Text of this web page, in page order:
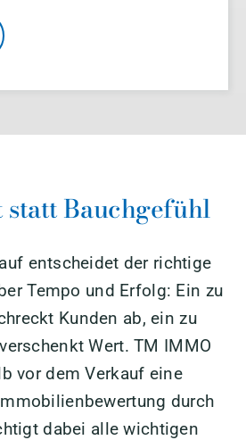
Bauchgefühl
entscheidet der richtige
Tempo und Erfolg: Ein zu
Kunden ab, ein zu
Wert. TM IMMO
vor dem Verkauf eine
durch
dabei alle wichtigen